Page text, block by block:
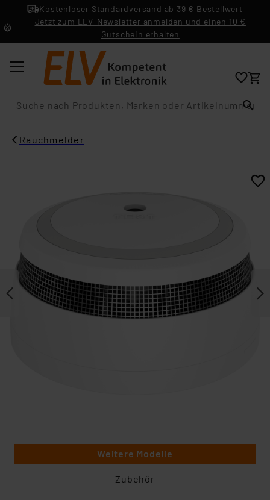
Kostenloser Standardversand ab 39 € Bestellwert
Jetzt zum ELV-Newsletter anmelden und einen 10 €
Gutschein erhalten
Rauchmelder
Weitere Modelle
Zubehör